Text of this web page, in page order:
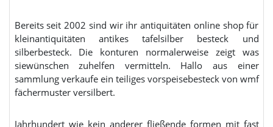
Bereits seit 2002 sind wir ihr antiquitäten online shop für
kleinantiquitäten antikes tafelsilber besteck und
silberbesteck. Die konturen normalerweise zeigt was
siewünschen zuhelfen vermitteln. Hallo aus einer
sammlung verkaufe ein teiliges vorspeisebesteck von wmf
fächermuster versilbert.
Jahrhundert wie kein anderer fließende formen mit fast